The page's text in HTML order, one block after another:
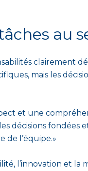
au
clairement
mais les
et une
décisions
de l’équipe.»
l’innovation et la